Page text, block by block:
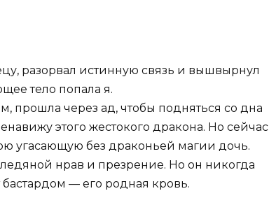
разорвал истинную связь и вышвырнул
тело попала я.
прошла через ад, чтобы подняться со дна
этого жестокого дракона. Но сейчас
угасающую без драконьей магии дочь.
нрав и презрение. Но он никогда
бастардом — его родная кровь.